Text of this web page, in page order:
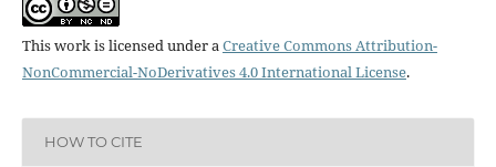
This work is licensed under aCreative Commons Attribution-
NonCommercial-NoDerivatives 4.0 International License.
HOW TO CITE